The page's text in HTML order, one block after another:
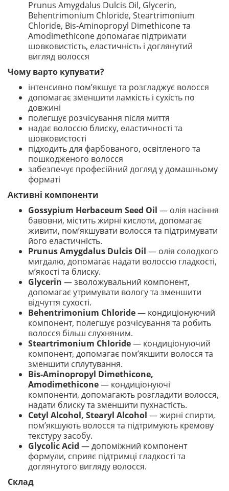
Prunus Amygdalus Dulcis Oil, Glycerin,
Behentrimonium Chloride, Steartrimonium
Chloride, Bis-Aminopropyl Dimethicone та
Amodimethicone допомагає підтримати
шовковистість, еластичність і доглянутий
вигляд волосся
Чому варто купувати?
інтенсивно пом’якшує та розгладжує волосся
допомагає зменшити ламкість і сухість по
довжині
полегшує розчісування після миття
надає волоссю блиску, еластичності та
шовковистості
підходить для фарбованого, освітленого та
пошкодженого волосся
забезпечує професійний догляд у домашньому
форматі
Активні компоненти
Gossypium Herbaceum Seed Oil — олія насіння
бавовни, містить жирні кислоти, допомагає
живити, пом’якшувати волосся та підтримувати
його еластичність.
Prunus Amygdalus Dulcis Oil — олія солодкого
мигдалю, допомагає надати волоссю гладкості,
м’якості та блиску.
Glycerin — зволожувальний компонент,
допомагає утримувати вологу та зменшити
відчуття сухості.
Behentrimonium Chloride— кондиціонуючий
компонент, полегшує розчісування та робить
волосся більш слухняним.
Steartrimonium Chloride— кондиціонуючий
компонент, допомагає пом’якшити волосся та
зменшити сплутування.
Bis-Aminopropyl Dimethicone,
Amodimethicone— кондиціонуючі
компоненти, допомагають розгладити волосся,
надати блиску та зменшити пухнастість.
Cetyl Alcohol, Stearyl Alcohol — жирні спирти,
пом’якшують волосся та підтримують кремову
текстуру засобу.
Glycolic Acid — допоміжний компонент
формули, сприяє підтримці гладкості та
доглянутого вигляду волосся.
Склад